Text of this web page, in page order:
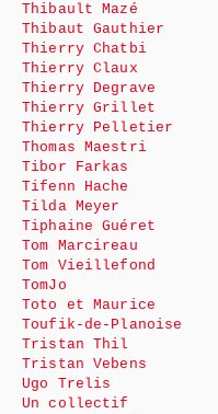
Thibault Mazé
Thibaut Gauthier
Thierry Chatbi
Thierry Claux
Thierry Degrave
Thierry Grillet
Thierry Pelletier
Thomas Maestri
Tibor Farkas
Tifenn Hache
Tilda Meyer
Tiphaine Guéret
Tom Marcireau
Tom Vieillefond
TomJo
Toto et Maurice
Toufik-de-Planoise
Tristan Thil
Tristan Vebens
Ugo Trelis
Un collectif